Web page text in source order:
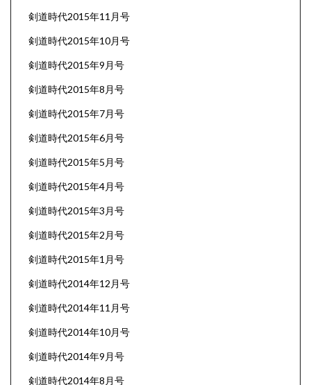
剣道時代2015年11月号
剣道時代2015年10月号
剣道時代2015年9月号
剣道時代2015年8月号
剣道時代2015年7月号
剣道時代2015年6月号
剣道時代2015年5月号
剣道時代2015年4月号
剣道時代2015年3月号
剣道時代2015年2月号
剣道時代2015年1月号
剣道時代2014年12月号
剣道時代2014年11月号
剣道時代2014年10月号
剣道時代2014年9月号
剣道時代2014年8月号